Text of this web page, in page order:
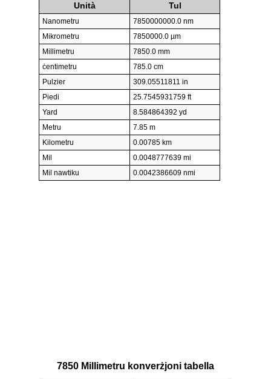
Unità Tul
Nanometru
7850000000.0 nm
Mikrometru
7850000.0 µm
Millimetru
7850.0 mm
ċentimetru
785.0 cm
Pulzier
309.05511811 in
Piedi
25.7545931759 ft
Yard
8.584864392 yd
Metru
7.85 m
Kilometru
0.00785 km
Mil
0.0048777639 mi
Mil nawtiku
0.0042386609 nmi
7850 Millimetru konverżjoni tabella